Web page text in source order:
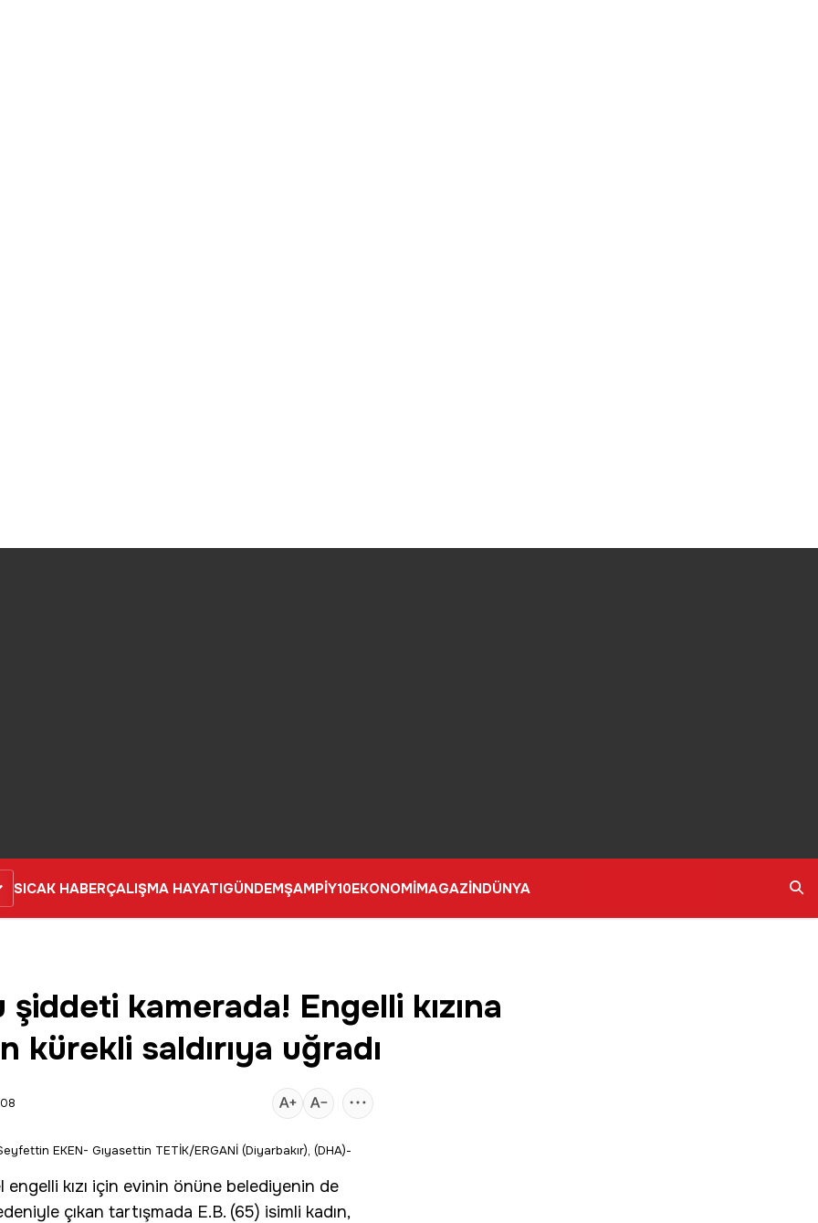
SICAK HABERÇALIŞMA HAYATIGÜNDEMŞAMPİY10EKONOMİMAGAZİNDÜNYA
kamerada! Engelli kızına
kürekli saldırıya uğradı
EKEN- Gıyasettin TETİK/ERGANİ (Diyarbakır), (DHA)-
engelli kızı için evinin önüne belediyenin de
çıkan tartışmada E.B. (65) isimli kadın,